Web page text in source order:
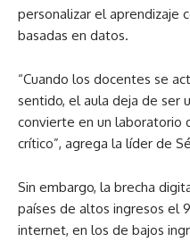
personalizar el aprendizaje
basadas en datos.
“Cuando los docentes se
sentido, el aula deja de ser
convierte en un laboratorio
crítico”, agrega la líder de
Sin embargo, la brecha
países de altos ingresos el
internet, en los de bajos